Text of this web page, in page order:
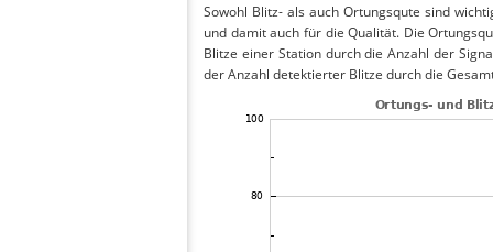
Sowohl Blitz- als auch Ortungsqute sind
und damit auch für die Qualität. Die
Blitze einer Station durch die Anzahl der
der Anzahl detektierter Blitze durch die